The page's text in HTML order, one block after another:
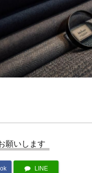
願いします
LINE